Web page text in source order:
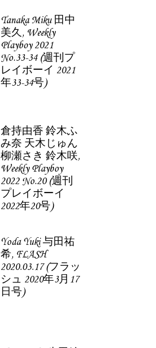
Tanaka Miku 田中
美久, Weekly
Playboy 2021
No.33-34 (週刊プ
レイボーイ 2021
年33-34号)
倉持由香 鈴木ふ
み奈 天木じゅん
柳瀬さき 鈴木咲,
Weekly Playboy
2022 No.20 (週刊
プレイボーイ
2022年20号)
Yoda Yuki 与田祐
希, FLASH
2020.03.17 (フラッ
シュ 2020年3月17
日号)